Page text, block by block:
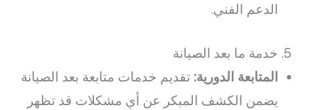
الدعم الفني.
5. خدمة ما بعد الصيانة
المتابعة الدورية: تقديم خدمات متابعة بعد الصيانة
يضمن الكشف المبكر عن أي مشكلات قد تظهر